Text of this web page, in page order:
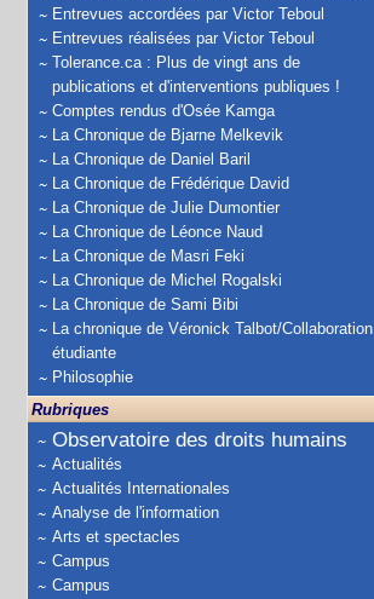
Entrevues accordées par Victor Teboul
Entrevues réalisées par Victor Teboul
Tolerance.ca : Plus de vingt ans de
publications et d'interventions publiques !
Comptes rendus d'Osée Kamga
La Chronique de Bjarne Melkevik
La Chronique de Daniel Baril
La Chronique de Frédérique David
La Chronique de Julie Dumontier
La Chronique de Léonce Naud
La Chronique de Masri Feki
La Chronique de Michel Rogalski
La Chronique de Sami Bibi
La chronique de Véronick Talbot/Collaboration
étudiante
Philosophie
Rubriques
Observatoire des droits humains
Actualités
Actualités Internationales
Analyse de l'information
Arts et spectacles
Campus
Campus